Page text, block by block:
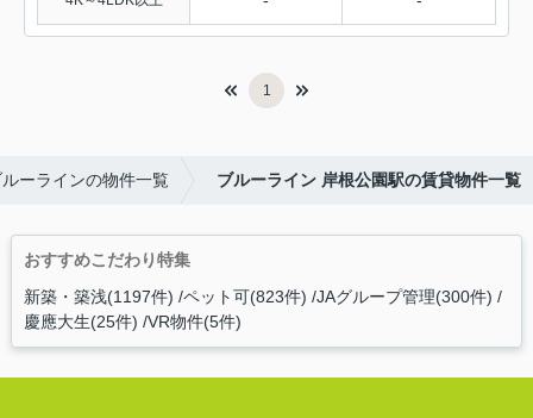
1
ーラインの物件一覧 ブルーライン 岸根公園駅の賃貸物件一覧
おすすめこだわり特集
新築・築浅(1197件) ペット可(823件) JAグループ管理(300件)
慶應大生(25件) VR物件(5件)